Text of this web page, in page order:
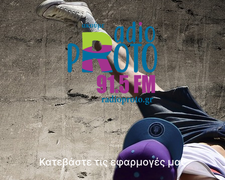
Κατεβάστε τις εφαρμογές μας